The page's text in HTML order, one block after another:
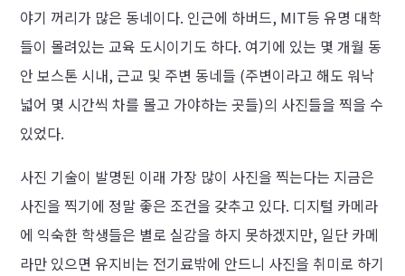
야기 꺼리가 많은 동네이다. 인근에 하버드, MIT등 유명 대학
들이 몰려있는 교육 도시이기도 하다. 여기에 있는 몇 개월 동
안 보스톤 시내, 근교 및 주변 동네들 (주변이라고 해도 워낙
넓어 몇 시간씩 차를 몰고 가야하는 곳들)의 사진들을 찍을 수
있었다.
사진 기술이 발명된 이래 가장 많이 사진을 찍는다는 지금은
사진을 찍기에 정말 좋은 조건을 갖추고 있다. 디지털 카메라
에 익숙한 학생들은 별로 실감을 하지 못하겠지만, 일단 카메
라만 있으면 유지비는 전기료밖에 안드니 사진을 취미로 하기